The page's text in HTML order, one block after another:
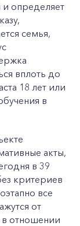
и определяет
семья,
вплоть до
18 лет или
в
акты,
в 39
критериев
все
от
отношении